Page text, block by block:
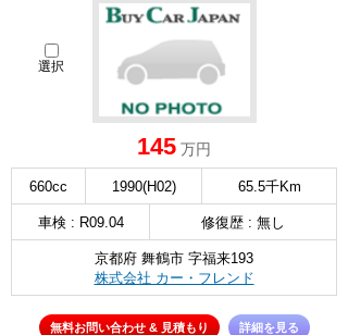
選択
145 万円
660cc 1990(H02) 65.5千Km
車検 : R09.04 修復歴 : 無し
京都府 舞鶴市 字福来193
株式会社 カー・フレンド
無料お問い合わせ & 見積もり 詳細を見る